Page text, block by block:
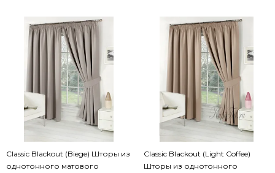
Classic Blackout (Biege) Шторы из
однотонного матового
Classic Blackout (Light Coffee)
Шторы из однотонного